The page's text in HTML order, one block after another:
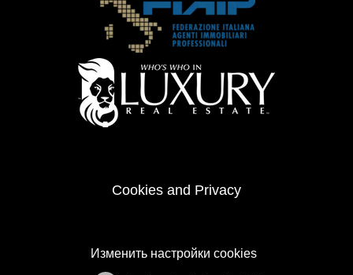
Cookies and Privacy
Изменить настройки cookies